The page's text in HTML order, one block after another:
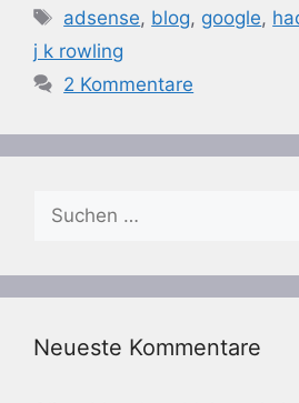
Schlagwörter
adsense, blog, google,
j k rowling
2 Kommentare
nach:
Neueste Kommentare